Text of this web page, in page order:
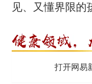
见、又懂界限的
打开网易